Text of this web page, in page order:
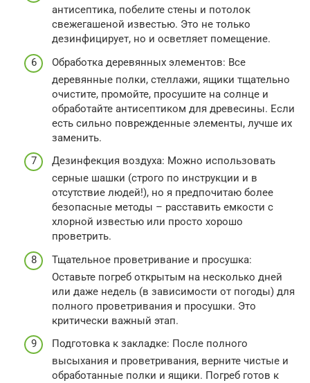
антисептика, побелите стены и потолок
свежегашеной известью. Это не только
дезинфицирует, но и осветляет помещение.
Обработка деревянных элементов: Все
деревянные полки, стеллажи, ящики тщательно
очистите, промойте, просушите на солнце и
обработайте антисептиком для древесины. Если
есть сильно поврежденные элементы, лучше их
заменить.
Дезинфекция воздуха: Можно использовать
серные шашки (строго по инструкции и в
отсутствие людей!), но я предпочитаю более
безопасные методы – расставить емкости с
хлорной известью или просто хорошо
проветрить.
Тщательное проветривание и просушка:
Оставьте погреб открытым на несколько дней
или даже недель (в зависимости от погоды) для
полного проветривания и просушки. Это
критически важный этап.
Подготовка к закладке: После полного
высыхания и проветривания, верните чистые и
обработанные полки и ящики. Погреб готов к